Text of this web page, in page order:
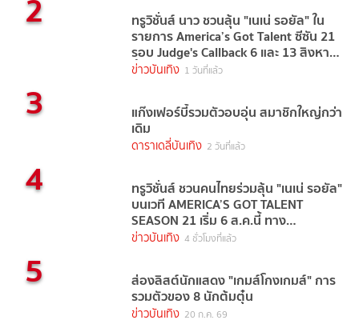
ทรูวิชั่นส์ นาว ชวนลุ้น "เนเน่ รอยัล" ใน
รายการ America’s Got Talent ซีซัน 21
รอบ Judge's Callback 6 และ 13 สิงหาคม
นี้
ข่าวบันเทิง 1 วันที่แล้ว
3 แก๊งเฟอร์บี้รวมตัวอบอุ่น สมาชิกใหญ่กว่า
เดิม
ดาราเดลี่บันเทิง 2 วันที่แล้ว
4 ทรูวิชั่นส์ ชวนคนไทยร่วมลุ้น "เนเน่ รอยัล"
บนเวที AMERICA’S GOT TALENT
SEASON 21 เริ่ม 6 ส.ค.นี้ ทาง
TrueVisions NOW
ข่าวบันเทิง 4 ชั่วโมงที่แล้ว
5 ส่องลิสต์นักแสดง "เกมส์โกงเกมส์" การ
รวมตัวของ 8 นักต้มตุ๋น
ข่าวบันเทิง 20 ก.ค. 69